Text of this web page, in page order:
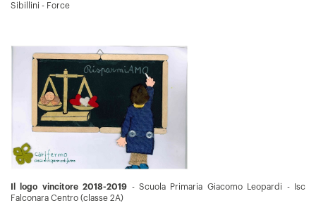
Sibillini - Force
Il logo vincitore 2018-2019 - Scuola Primaria Giacomo Leopardi - Isc
Falconara Centro (classe 2A)